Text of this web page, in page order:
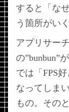
すると「な
う箇所がい
アプリサー
の”bunbun”
では「FPS
なってしま
もの。その